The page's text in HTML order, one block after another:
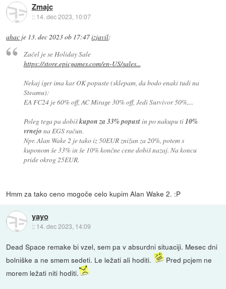
Zmajc
:: 14. dec 2023, 10:07
ahac je 13. dec 2023 ob 17:47izjavil:
Začel je se Holiday Sale
https://store.epicgames.com/en-US/sales...
Nekaj iger ima kar OK popuste (sklepam, da bodo enaki tudi na
Steamu):
EA FC24 je 60% off, AC Mirage 30% off, Jedi Survivor 50%,...
Poleg tega pa dobiškupon za 33% popustin po nakupu ti 10%
vrnejo na EGS račun.
Npr. Alan Wake 2 je tako iz 50EUR znižan za 20%, potem s
kuponom še 33% in še 10% končne cene dobiš nazaj. Na koncu
pride okrog 25EUR.
Hmm za tako ceno mogoče celo kupim Alan Wake 2. :P
yayo
:: 14. dec 2023, 14:09
Dead Space remake bi vzel, sem pa v absurdni situaciji. Mesec dni
bolniške a ne smem sedeti. Le ležati ali hoditi.
Pred pcjem ne
morem ležati niti hoditi.